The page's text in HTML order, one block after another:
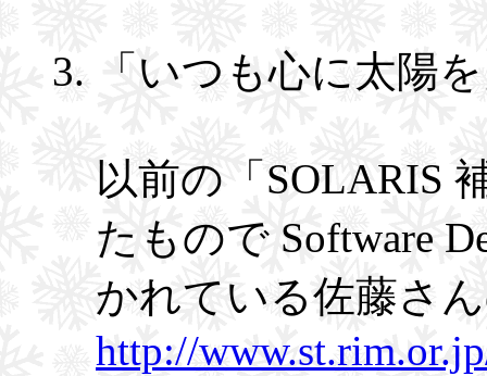
「いつも心に太陽
以前の「SOLARIS
たもので Software
かれている佐藤さ
http://